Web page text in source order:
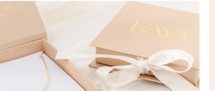
klantenservice@kayasierade
KAYA Sieraden